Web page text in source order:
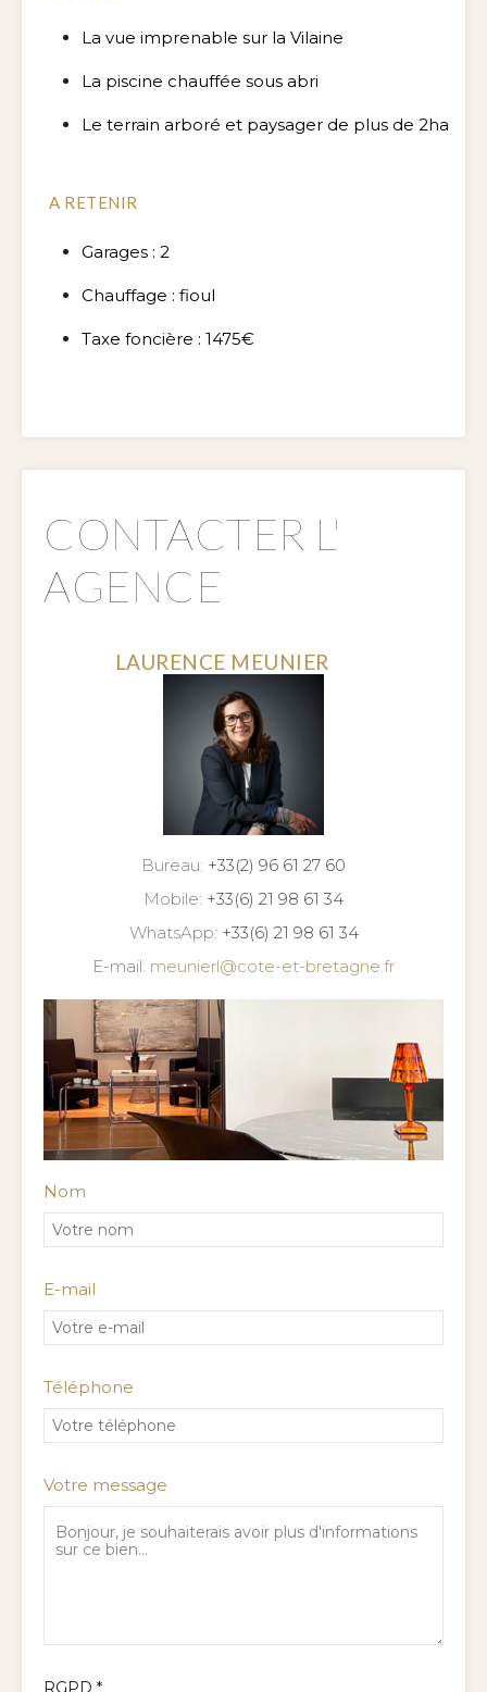
La vue imprenable sur la Vilaine
La piscine chauffée sous abri
Le terrain arboré et paysager de plus de 2ha
A RETENIR
Garages : 2
Chauffage : fioul
Taxe foncière : 1475€
CONTACTER L'
AGENCE
LAURENCE MEUNIER
Bureau: +33(2) 96 61 27 60
Mobile: +33(6) 21 98 61 34
WhatsApp: +33(6) 21 98 61 34
E-mail: meunierl@cote-et-bretagne.fr
Nom
E-mail
Téléphone
Votre message
RGPD *